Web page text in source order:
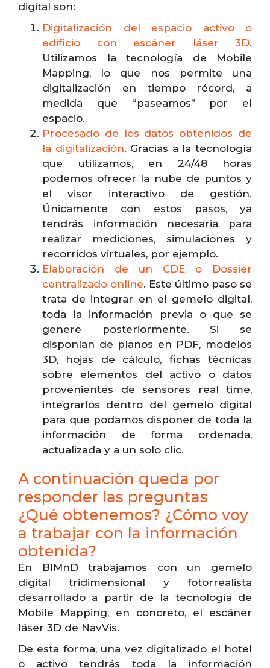
digital son:
Digitalización del espacio activo o
edificio con escáner láser 3D.
Utilizamos la tecnología de Mobile
Mapping, lo que nos permite una
digitalización en tiempo récord, a
medida que “paseamos” por el
espacio.
Procesado de los datos obtenidos de
la digitalización. Gracias a la tecnología
que utilizamos, en 24/48 horas
podemos ofrecer la nube de puntos y
el visor interactivo de gestión.
Únicamente con estos pasos, ya
tendrás información necesaria para
realizar mediciones, simulaciones y
recorridos virtuales, por ejemplo.
Elaboración de un CDE o Dossier
centralizado online. Este último paso se
trata de integrar en el gemelo digital,
toda la información previa o que se
genere posteriormente. Si se
disponían de planos en PDF, modelos
3D, hojas de cálculo, fichas técnicas
sobre elementos del activo o datos
provenientes de sensores real time,
integrarlos dentro del gemelo digital
para que podamos disponer de toda la
información de forma ordenada,
actualizada y a un solo clic.
A continuación queda por
responder las preguntas
¿Qué obtenemos? ¿Cómo voy
a trabajar con la información
obtenida?
En BIMnD trabajamos con un gemelo
digital tridimensional y fotorrealista
desarrollado a partir de la tecnología de
Mobile Mapping, en concreto, el escáner
láser 3D de NavVis.
De esta forma, una vez digitalizado el hotel
o activo tendrás toda la información